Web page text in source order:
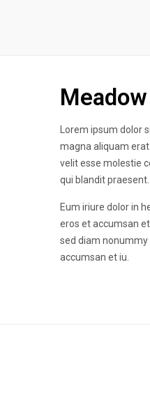
Lorem ipsum dolor
magna aliquam
velit esse molestie
qui blandit praesent.
Eum iriure dolor in
eros et accumsan
sed diam
accumsan et iu.